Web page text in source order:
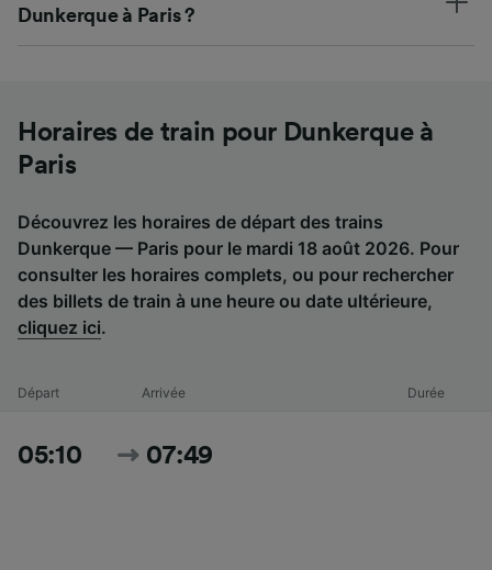
Dunkerque à Paris ?
Horaires de train pour Dunkerque à
Paris
Découvrez les horaires de départ des trains
Dunkerque — Paris pour le mardi 18 août 2026. Pour
consulter les horaires complets, ou pour rechercher
des billets de train à une heure ou date ultérieure,
cliquez ici.
Départ Arrivée Durée
05:10 07:49